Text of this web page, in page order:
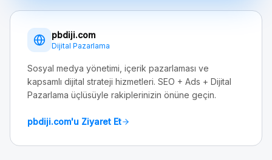
pbdiji.com
Dijital Pazarlama
Sosyal medya yönetimi, içerik pazarlaması ve
kapsamlı dijital strateji hizmetleri. SEO + Ads + Dijital
Pazarlama üçlüsüyle rakiplerinizin önüne geçin.
pbdiji.com'u Ziyaret Et